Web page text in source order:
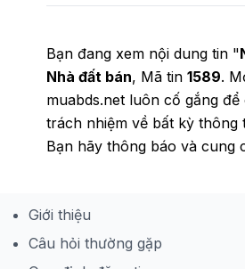
Bạn đang xem nội dung tin "
Nhà đất bán, Mã tin 1589.
muabds.net luôn cố gắng
trách nhiệm về bất kỳ thông
Bạn hãy thông báo và cung
Giới thiệu
Câu hỏi thường gặp